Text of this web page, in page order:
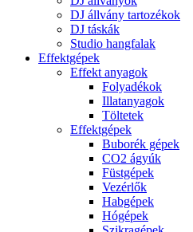
DJ állvány tartozékok
DJ táskák
Studio hangfalak
Effektgépek
Effekt anyagok
Folyadékok
Illatanyagok
Töltetek
Effektgépek
Buborék gépek
CO2 ágyúk
Füstgépek
Vezérlők
Habgépek
Hógépek